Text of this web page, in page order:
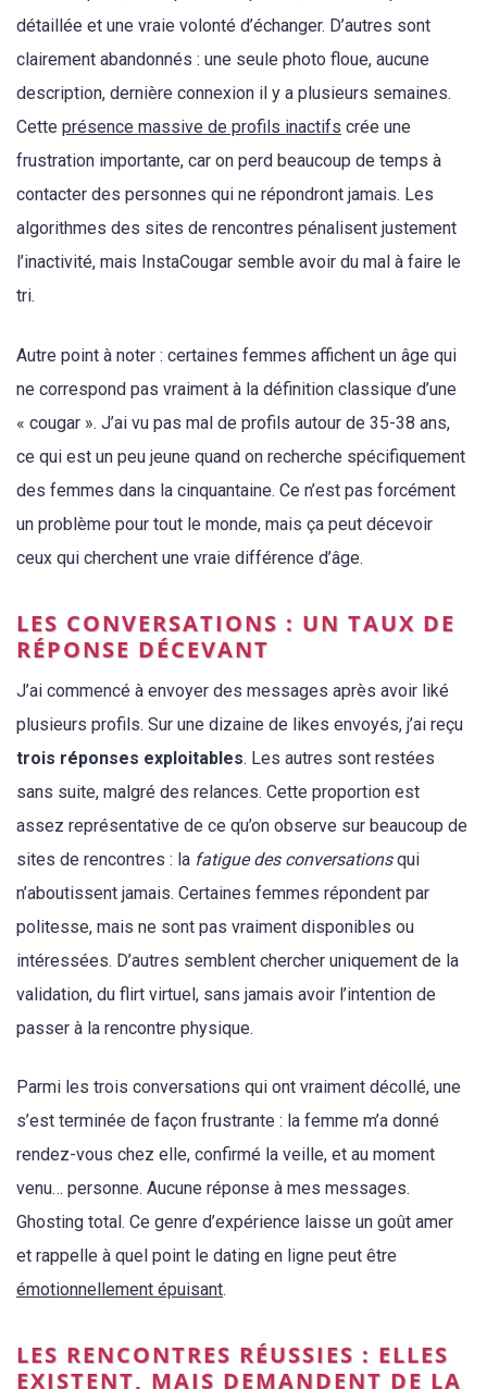
détaillée et une vraie volonté d’échanger. D’autres sont
clairement abandonnés : une seule photo floue, aucune
description, dernière connexion il y a plusieurs semaines.
Cette présence massive de profils inactifs crée une
frustration importante, car on perd beaucoup de temps à
contacter des personnes qui ne répondront jamais. Les
algorithmes des sites de rencontres pénalisent justement
l’inactivité, mais InstaCougar semble avoir du mal à faire le
tri.
Autre point à noter : certaines femmes affichent un âge qui
ne correspond pas vraiment à la définition classique d’une
« cougar ». J’ai vu pas mal de profils autour de 35-38 ans,
ce qui est un peu jeune quand on recherche spécifiquement
des femmes dans la cinquantaine. Ce n’est pas forcément
un problème pour tout le monde, mais ça peut décevoir
ceux qui cherchent une vraie différence d’âge.
LES CONVERSATIONS : UN TAUX DE
RÉPONSE DÉCEVANT
J’ai commencé à envoyer des messages après avoir liké
plusieurs profils. Sur une dizaine de likes envoyés, j’ai reçu
trois réponses exploitables. Les autres sont restées
sans suite, malgré des relances. Cette proportion est
assez représentative de ce qu’on observe sur beaucoup de
sites de rencontres : la fatigue des conversationsqui
n’aboutissent jamais. Certaines femmes répondent par
politesse, mais ne sont pas vraiment disponibles ou
intéressées. D’autres semblent chercher uniquement de la
validation, du flirt virtuel, sans jamais avoir l’intention de
passer à la rencontre physique.
Parmi les trois conversations qui ont vraiment décollé, une
s’est terminée de façon frustrante : la femme m’a donné
rendez-vous chez elle, confirmé la veille, et au moment
venu… personne. Aucune réponse à mes messages.
Ghosting total. Ce genre d’expérience laisse un goût amer
et rappelle à quel point le dating en ligne peut être
émotionnellement épuisant.
LES RENCONTRES RÉUSSIES : ELLES
EXISTENT, MAIS DEMANDENT DE LA